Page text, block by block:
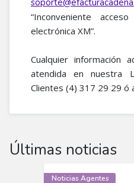
“Inconveniente
electrónica XM”.
Cualquier información
atendida en nuestra
Clientes (4) 317 29 29 ó
Últimas noticias
Noticias Agentes